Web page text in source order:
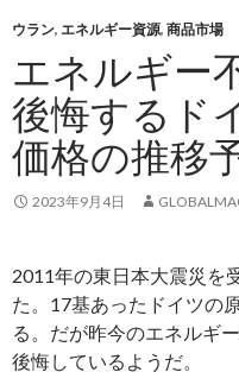
ウラン, エネルギー資源, 商品市場
エネルギー
後悔するド
価格の推移
2023年9月4日
2011年の東日本大震災を
た。17基あったドイツの
る。だが昨今のエネルギ
後悔しているようだ。